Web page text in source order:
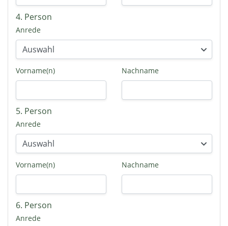
4. Person
Anrede
Vorname(n) Nachname
5. Person
Anrede
Vorname(n) Nachname
6. Person
Anrede